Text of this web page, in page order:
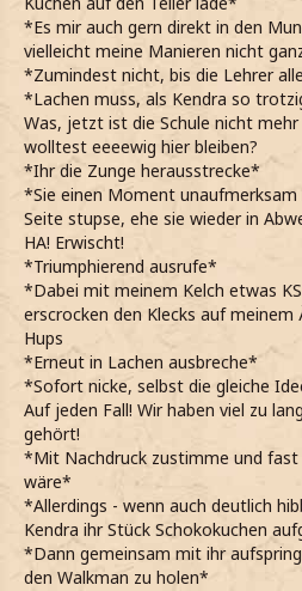
*Es mir auch gern direkt in den
vielleicht meine Manieren nicht
*Zumindest nicht, bis die Lehrer
*Lachen muss, als Kendra so
Was, jetzt ist die Schule nicht
wolltest eeeewig hier bleiben?
*Ihr die Zunge herausstrecke*
*Sie einen Moment
Seite stupse, ehe sie wieder in
HA! Erwischt!
*Triumphierend ausrufe*
*Dabei mit meinem Kelch etwas
erscrocken den Klecks auf
Hups
*Erneut in Lachen ausbreche*
*Sofort nicke, selbst die gleiche
Auf jeden Fall! Wir haben viel zu
gehört!
*Mit Nachdruck zustimme und fast
wäre*
*Allerdings - wenn auch deutlich
Kendra ihr Stück Schokokuchen
*Dann gemeinsam mit ihr
den Walkman zu holen*